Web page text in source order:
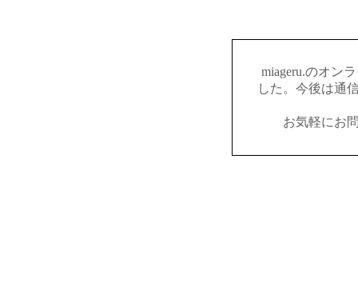
miageru.のオン
した。今後は通
お気軽にお